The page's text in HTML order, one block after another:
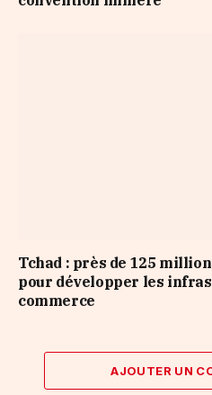
Tchad : près de 125
pour développer les
commerce
AJOUTER UN